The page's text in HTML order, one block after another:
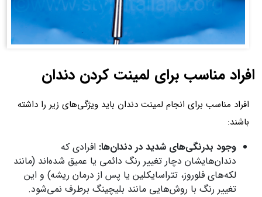
افراد مناسب برای لمینت کردن دندان
افراد مناسب برای انجام لمینت دندان باید ویژگی‌های زیر را داشته
باشند:
وجود بدرنگی‌های شدید در دندان‌ها: افرادی که
دندان‌هایشان دچار تغییر رنگ دائمی یا عمیق شده‌اند (مانند
لکه‌های فلوروز، تتراسایکلین یا پس از درمان ریشه) و این
تغییر رنگ با روش‌هایی مانند بلیچینگ برطرف نمی‌شود.